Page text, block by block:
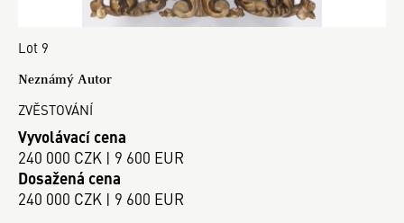
Lot 9
Neznámý Autor
ZVĚSTOVÁNÍ
Vyvolávací cena
240 000 CZK | 9 600 EUR
Dosažená cena
240 000 CZK | 9 600 EUR